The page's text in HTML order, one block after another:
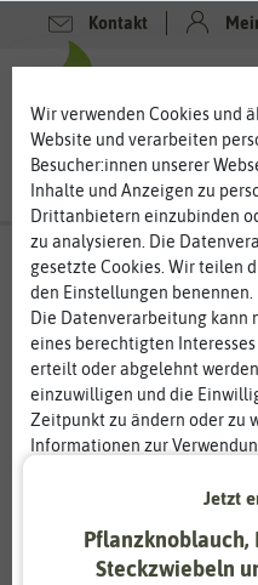
Kontakt
Wir verwenden Cookies und
Website und verarbeiten
Besucher:innen unserer
Inhalte und Anzeigen zu
Drittanbietern einzubinden
zu analysieren. Die
gesetzte Cookies. Wir teilen
den Einstellungen benennen.
Die Datenverarbeitung kann
eines berechtigten
erteilt oder abgelehnt
einzuwilligen und die
Zeitpunkt zu ändern oder zu
Informationen zur
Essenziell
Zahlungsdienstleister
Jetzt
Pflanzknoblauch,
Steckzwiebeln